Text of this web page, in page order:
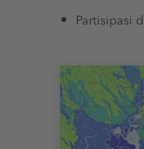
Partisipasi